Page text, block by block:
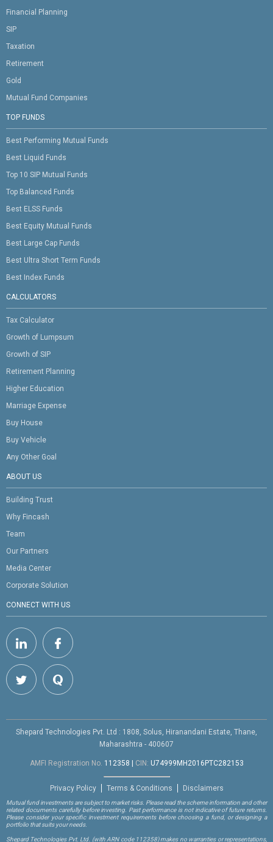
Financial Planning
SIP
Taxation
Retirement
Gold
Mutual Fund Companies
TOP FUNDS
Best Performing Mutual Funds
Best Liquid Funds
Top 10 SIP Mutual Funds
Top Balanced Funds
Best ELSS Funds
Best Equity Mutual Funds
Best Large Cap Funds
Best Ultra Short Term Funds
Best Index Funds
CALCULATORS
Tax Calculator
Growth of Lumpsum
Growth of SIP
Retirement Planning
Higher Education
Marriage Expense
Buy House
Buy Vehicle
Any Other Goal
ABOUT US
Building Trust
Why Fincash
Team
Our Partners
Media Center
Corporate Solution
CONNECT WITH US
Shepard Technologies Pvt. Ltd : 1808, Solus, Hiranandani Estate, Thane,
Maharashtra - 400607
AMFI Registration No. 112358 | CIN: U74999MH2016PTC282153
Privacy Policy Terms & Conditions Disclaimers
Mutual fund investments are subject to market risks. Please read the scheme information and other
related documents carefully before investing. Past performance is not indicative of future returns.
Please consider your specific investment requirements before choosing a fund, or designing a
portfolio that suits your needs.
Shepard Technologies Pvt. Ltd. (with ARN code 112358)makes no warranties or representations,